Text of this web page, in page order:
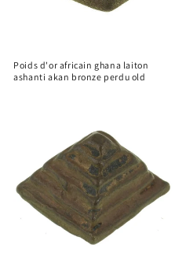
Poids d'or africain ghana laiton
ashanti akan bronze perdu old